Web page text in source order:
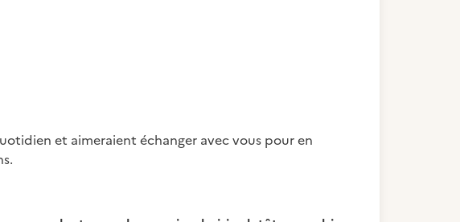
et aimeraient échanger avec vous pour en